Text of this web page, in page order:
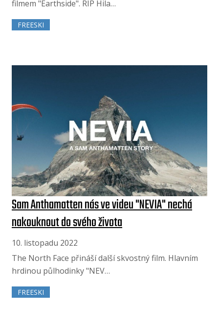
filmem "Earthside". RIP Hila…
FREESKI
Sam Anthamatten nás ve videu "NEVIA" nechá
nakouknout do svého života
10. listopadu 2022
The North Face přináší další skvostný film. Hlavním
hrdinou půlhodinky "NEV…
FREESKI